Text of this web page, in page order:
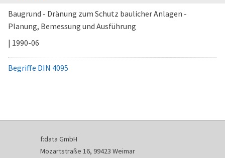
Baugrund - Dränung zum Schutz baulicher Anlagen -
Planung, Bemessung und Ausführung
| 1990-06
Begriffe DIN 4095
f:data GmbH
Mozartstraße 16, 99423 Weimar